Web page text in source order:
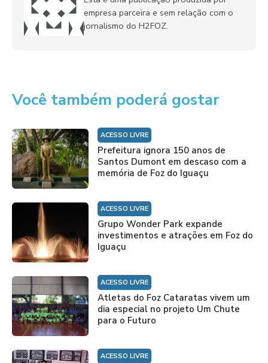
empresa parceira e sem relação com o
jornalismo do H2FOZ.
Você também poderá gostar
ACESSO LIVRE
Prefeitura ignora 150 anos de
Santos Dumont em descaso com a
memória de Foz do Iguaçu
ACESSO LIVRE
Grupo Wonder Park expande
investimentos e atrações em Foz do
Iguaçu
ACESSO LIVRE
Atletas do Foz Cataratas vivem um
dia especial no projeto Um Chute
para o Futuro
ACESSO LIVRE